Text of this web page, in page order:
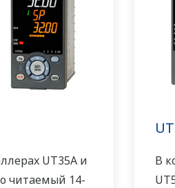
UT35A и
читаемый 14-
В